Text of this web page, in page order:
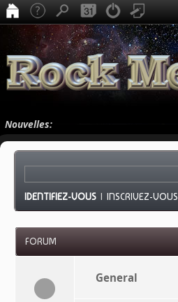
Nouvelles:
IDENTIFIEZ-VOUS |INSCRIVEZ-VOUS
FORUM
General